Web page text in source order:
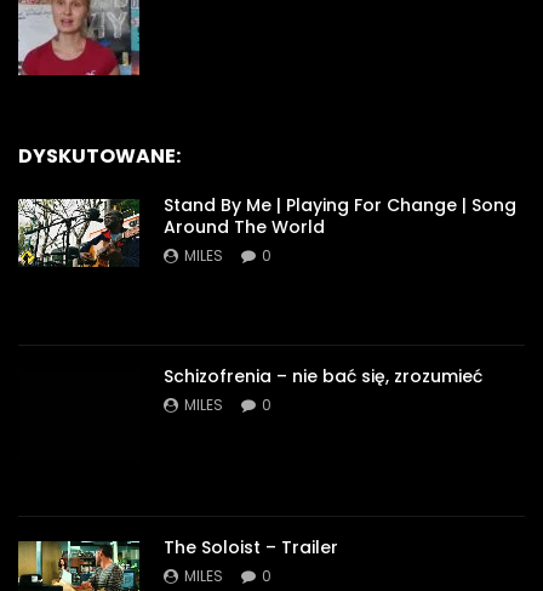
DYSKUTOWANE:
Stand By Me | Playing For Change | Song
Around The World
MILES 0
Schizofrenia – nie bać się, zrozumieć
MILES 0
The Soloist – Trailer
MILES 0